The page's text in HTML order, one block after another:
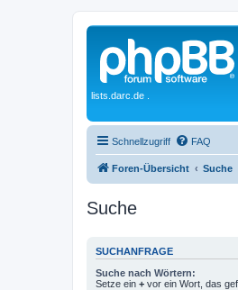
lists.darc.de .
Schnellzugriff FAQ
Foren-Übersicht Suche
Suche
SUCHANFRAGE
Suche nach Wörtern:
Setze ein + vor ein Wort, das